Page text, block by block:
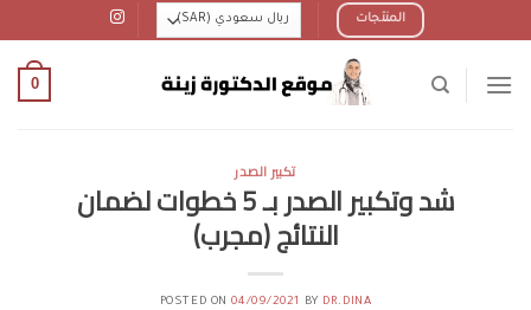
to
المنتجات
0
تكبير الصدر
شد وتكبير الصدر بـ 5 خطوات لضمان
النتائج (مجرب)
POSTED ON04/09/2021 BY DR.DINA